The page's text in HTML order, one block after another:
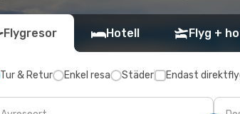
Flygresor Hotell Flyg +
Tur & Retur Enkel resa Städer Endast